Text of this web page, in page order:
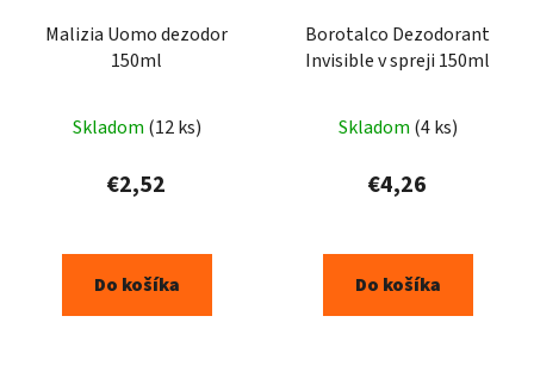
Malizia Uomo dezodor
150ml
Skladom (12 ks)
€2,52
Do košíka
Borotalco Dezodorant
Invisible v spreji 150ml
Skladom (4 ks)
€4,26
Do košíka